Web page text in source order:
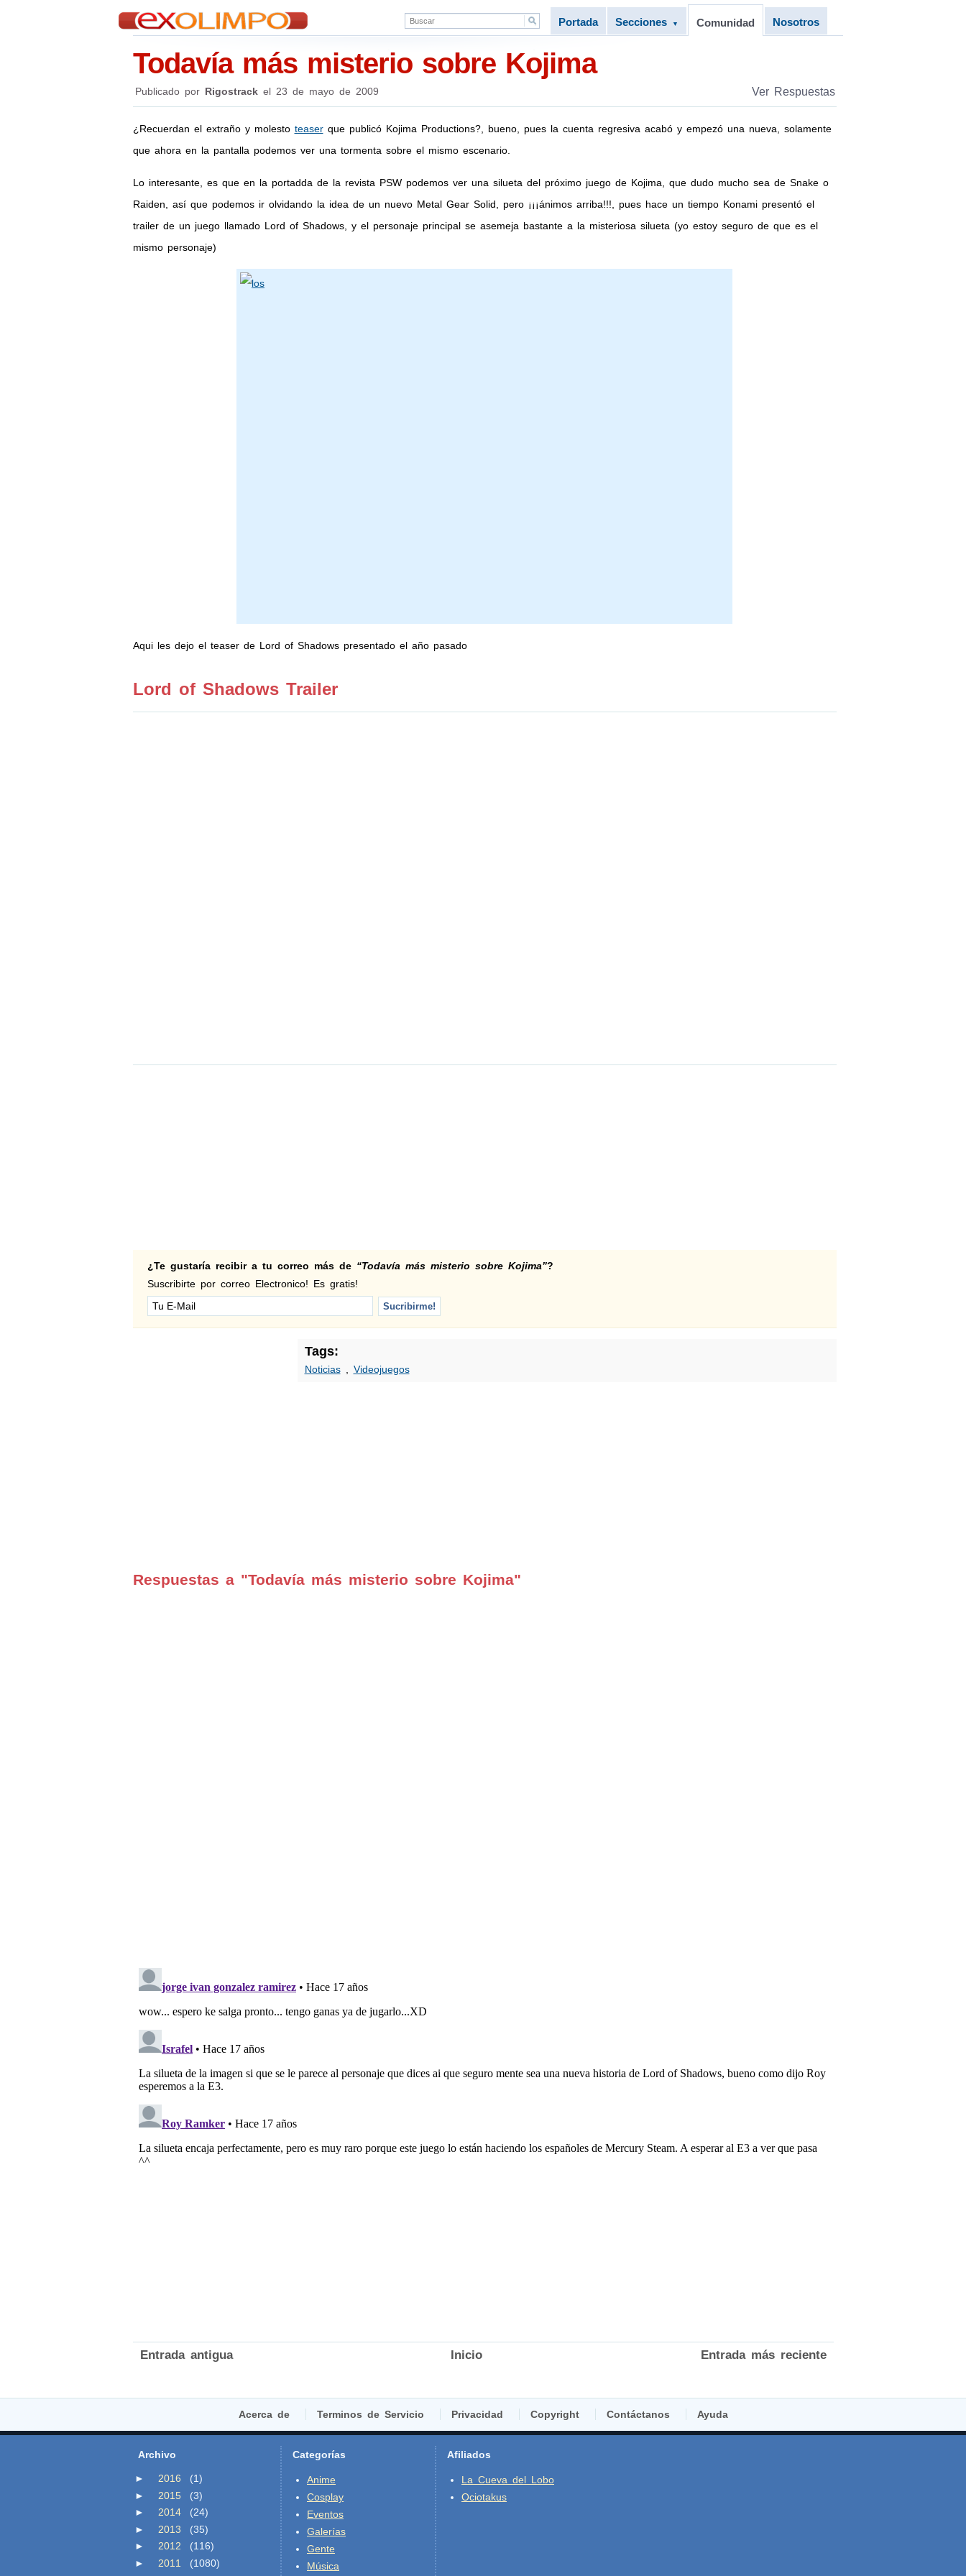
Portada Secciones ▼ Comunidad Nosotros
Todavía más misterio sobre Kojima
Publicado por Rigostrackel 23 de mayo de 2009 Ver Respuestas
¿Recuerdan el extraño y molesto teaserque publicó Kojima Productions?, bueno, pues la cuenta regresiva acabó y empezó una nueva, solamente
que ahora en la pantalla podemos ver una tormenta sobre el mismo escenario.
Lo interesante, es que en la portadda de la revista PSW podemos ver una silueta del próximo juego de Kojima, que dudo mucho sea de Snake o
Raiden, así que podemos ir olvidando la idea de un nuevo Metal Gear Solid, pero ¡¡¡ánimos arriba!!!, pues hace un tiempo Konami presentó el
trailer de un juego llamado Lord of Shadows, y el personaje principal se asemeja bastante a la misteriosa silueta (yo estoy seguro de que es el
mismo personaje)
Aqui les dejo el teaser de Lord of Shadows presentado el año pasado
Lord of Shadows Trailer
¿Te gustaría recibir a tu correo más de “Todavía más misterio sobre Kojima”?
Suscribirte por correo Electronico! Es gratis!
Tags:
Noticias, Videojuegos
Respuestas a "Todavía más misterio sobre Kojima"
Entrada más reciente
Entrada antigua Inicio
Acerca de Terminos de Servicio Privacidad Copyright Contáctanos Ayuda
Archivo
► 2016
(1)
►
2015
(3)
►
2014
(24)
►
2013
(35)
►
2012
(116)
►
2011
(1080)
Categorías
Anime
Cosplay
Eventos
Galerías
Gente
Música
Afiliados
La Cueva del Lobo
Ociotakus